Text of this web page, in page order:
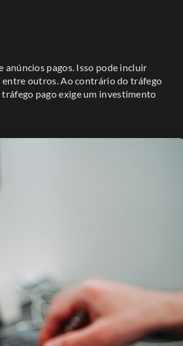
anúncios pagos. Isso pode incluir
entre outros. Ao contrário do tráfego
pago exige um investimento